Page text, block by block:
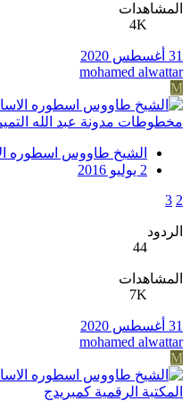
المشاهدات
4K
31 أغسطس 2020
mohamed alwattar
M
مخطوطات مدونة عبد الله
الشيخ طاووس اسطوره
2 يوليو 2016
2
3
الردود
44
المشاهدات
7K
31 أغسطس 2020
mohamed alwattar
M
المكتبة الرقمية كمبريدج